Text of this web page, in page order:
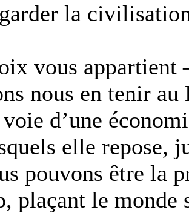
la
vous
nous en tenir
d’une
elle repose,
pouvons être la
plaçant le monde